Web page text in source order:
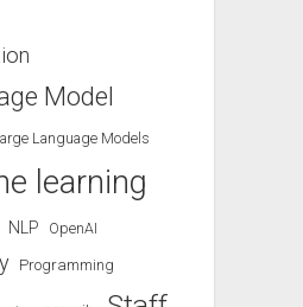
Model
Language Models
learning
NLP OpenAI
Programming